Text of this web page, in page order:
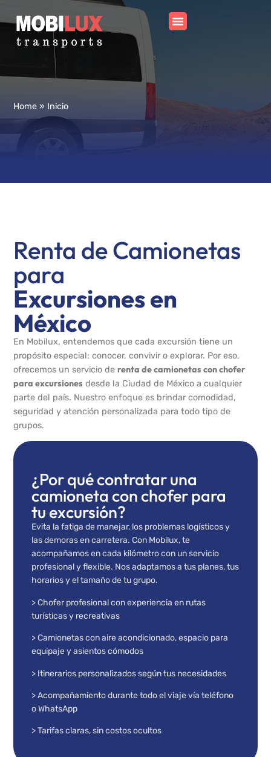
Home » Inicio
Renta de Camionetas
para
Excursiones en
México
En Mobilux, entendemos que cada excursión tiene un
propósito especial: conocer, convivir o explorar. Por eso,
ofrecemos un servicio derenta de camionetas con chofer
para excursiones desde la Ciudad de México a cualquier
parte del país. Nuestro enfoque es brindar comodidad,
seguridad y atención personalizada para todo tipo de
grupos.
¿Por qué contratar una
camioneta con chofer para
tu excursión?
Evita la fatiga de manejar, los problemas logísticos y
las demoras en carretera. Con Mobilux, te
acompañamos en cada kilómetro con un servicio
profesional y flexible. Nos adaptamos a tus planes, tus
horarios y el tamaño de tu grupo.
> Chofer profesional con experiencia en rutas
turísticas y recreativas
> Camionetas con aire acondicionado, espacio para
equipaje y asientos cómodos
> Itinerarios personalizados según tus necesidades
> Acompañamiento durante todo el viaje vía teléfono
o WhatsApp
> Tarifas claras, sin costos ocultos